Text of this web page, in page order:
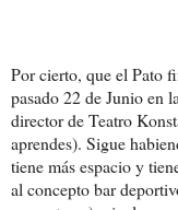
Por cierto, que el Pato
pasado 22 de Junio en
director de Teatro
aprendes). Sigue
tiene más espacio y
al concepto bar